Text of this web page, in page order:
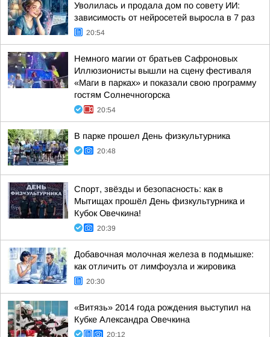
Уволилась и продала дом по совету ИИ:
зависимость от нейросетей выросла в 7 раз
20:54
Немного магии от братьев Сафроновых
Иллюзионисты вышли на сцену фестиваля
«Маги в парках» и показали свою программу
гостям Солнечногорска
20:54
В парке прошел День физкультурника
20:48
Спорт, звёзды и безопасность: как в
Мытищах прошёл День физкультурника и
Кубок Овечкина!
20:39
Добавочная молочная железа в подмышке:
как отличить от лимфоузла и жировика
20:30
«Витязь» 2014 года рождения выступил на
Кубке Александра Овечкина
20:12